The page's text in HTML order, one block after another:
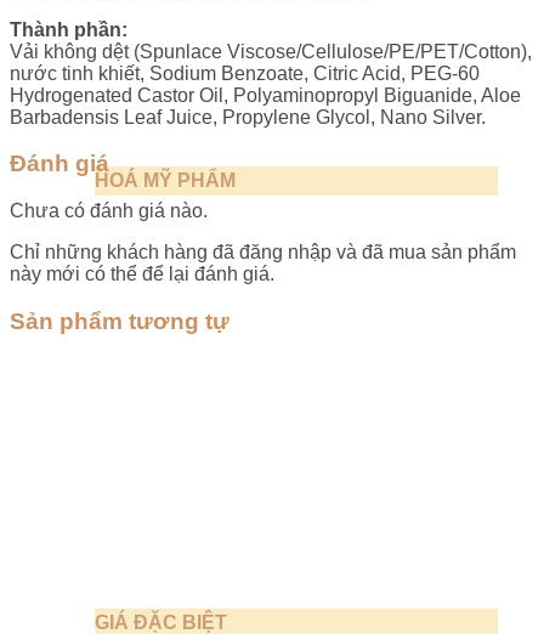
HOÁ MỸ PHẨM
GIÁ ĐẶC BIỆT
Thành phần:
Vải không dệt (Spunlace Viscose/Cellulose/PE/PET/Cotton),
nước tinh khiết, Sodium Benzoate, Citric Acid, PEG-60
Hydrogenated Castor Oil, Polyaminopropyl Biguanide, Aloe
Barbadensis Leaf Juice, Propylene Glycol, Nano Silver.
Đánh giá
Chưa có đánh giá nào.
Chỉ những khách hàng đã đăng nhập và đã mua sản phẩm
này mới có thể để lại đánh giá.
Sản phẩm tương tự